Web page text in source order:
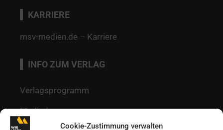
Cookie-Zustimmung verwalten
KARRIERE
msv-medien.de – Karriere
INFO ZUM VERLAG
Verlagsprogramm
Mediadaten